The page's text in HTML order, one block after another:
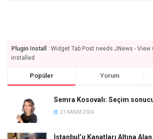
Plugin Install
: Widget Tab Post needs JNews - View
installed
Popüler Yorum
Semra Kosovalı: Seçim
21 KASIM 2024
İstanbul’u Kanatları Altına